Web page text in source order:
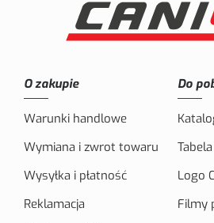
O zakupie
Warunki handlowe
Wymiana i zwrot towaru
Wysyłka i płatność
Reklamacja
Do
Logo
Filmy